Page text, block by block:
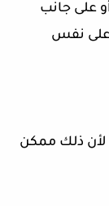
على جانب
نفس
لأن ذلك ممكن